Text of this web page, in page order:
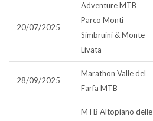
20/07/2025
Adventure MTB
Parco Monti
Simbruini & Monte
Livata
28/09/2025
Marathon Valle del
Farfa MTB
MTB Altopiano delle